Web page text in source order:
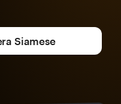
Siamese